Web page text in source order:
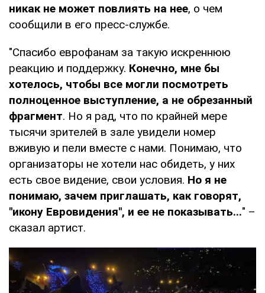
никак не может повлиять на нее, о чем
сообщили в его пресс-службе.
"Спасибо еврофанам за такую искреннюю
реакцию и поддержку. Конечно, мне бы
хотелось, чтобы все могли посмотреть
полноценное выступление, а не обрезанный
фрагмент. Но я рад, что по крайней мере
тысячи зрителей в зале увидели номер
вживую и пели вместе с нами. Понимаю, что
организаторы не хотели нас обидеть, у них
есть свое видение, свои условия. Но я не
понимаю, зачем приглашать, как говорят,
"икону Евровидения", и ее не показывать..." –
сказал артист.